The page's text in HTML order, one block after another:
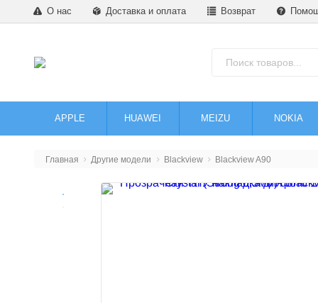
О нас Доставка и оплата Возврат
APPLE HUAWEI MEIZU NOKIA
Главная Другие модели Blackview Blackview A90